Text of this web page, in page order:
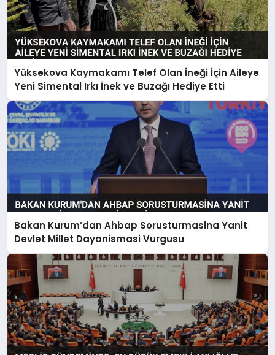
Yüksekova Kaymakamı Telef Olan İneği İçin Aileye
Yeni Simental Irkı İnek ve Buzağı Hediye Etti
Bakan Kurum’dan Ahbap Sorusturmasina Yanit
Devlet Millet Dayanismasi Vurgusu